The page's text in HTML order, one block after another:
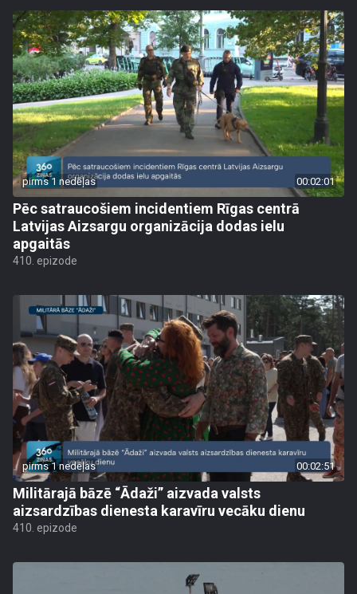
pirms 1 nedēļas 00:02:01
Pēc satraucošiem incidentiem Rīgas centrā
Latvijas Aizsargu organizācija dodas ielu
apgaitās
410. epizode
pirms 1 nedēļas 00:02:51
Militārajā bāzē “Ādaži” aizvada valsts
aizsardzības dienesta karavīru vecāku dienu
410. epizode